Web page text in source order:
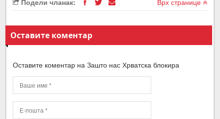
Подели чланак: Врх странице
Оставите коментар
Оставите коментар на Зашто нас Хрватска блокира